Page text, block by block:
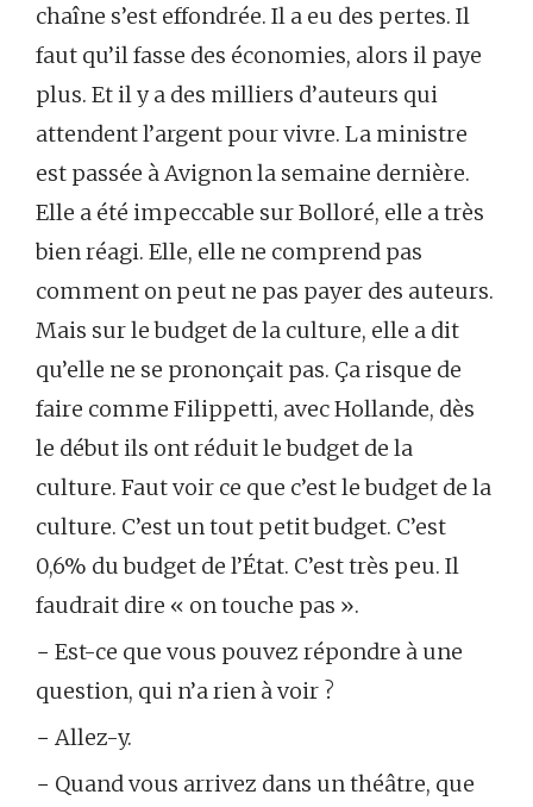
chaîne s’est effondrée. Il a eu des pertes. Il
faut qu’il fasse des économies, alors il paye
plus. Et il y a des milliers d’auteurs qui
attendent l’argent pour vivre. La ministre
est passée à Avignon la semaine dernière.
Elle a été impeccable sur Bolloré, elle a très
bien réagi. Elle, elle ne comprend pas
comment on peut ne pas payer des auteurs.
Mais sur le budget de la culture, elle a dit
qu’elle ne se prononçait pas. Ça risque de
faire comme Filippetti, avec Hollande, dès
le début ils ont réduit le budget de la
culture. Faut voir ce que c’est le budget de la
culture. C’est un tout petit budget. C’est
0,6% du budget de l’État. C’est très peu. Il
faudrait dire « on touche pas ».
− Est-ce que vous pouvez répondre à une
question, qui n’a rien à voir ?
− Allez-y.
− Quand vous arrivez dans un théâtre, que